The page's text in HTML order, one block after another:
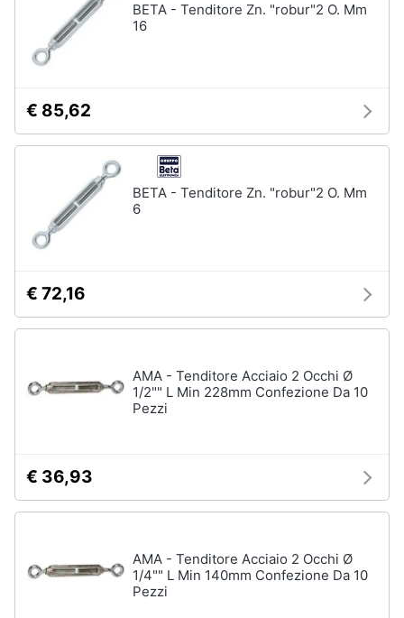
BETA - Tenditore Zn. "robur"2 O. Mm
16
€ 85,62
BETA - Tenditore Zn. "robur"2 O. Mm
6
€ 72,16
AMA - Tenditore Acciaio 2 Occhi Ø
1/2"" L Min 228mm Confezione Da 10
Pezzi
€ 36,93
AMA - Tenditore Acciaio 2 Occhi Ø
1/4"" L Min 140mm Confezione Da 10
Pezzi